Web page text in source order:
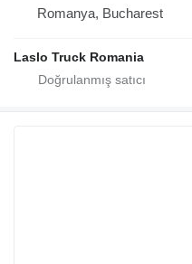
Romanya, Bucharest
Laslo Truck Romania